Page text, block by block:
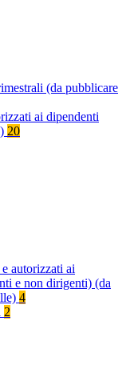
(da pubblicare
ai dipendenti
20
autorizzati ai
e non dirigenti) (da
4
2